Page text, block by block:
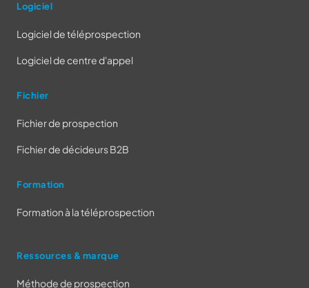
Logiciel
Logiciel de téléprospection
Logiciel de centre d'appel
Fichier
Fichier de prospection
Fichier de décideurs B2B
Formation
Formation à la téléprospection
Ressources & marque
Méthode de prospection